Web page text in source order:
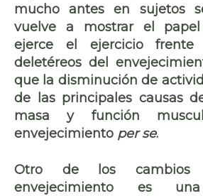
mucho antes en sujetos
vuelve a mostrar el
ejerce el ejercicio
deletéreos del
que la disminución de
de las principales causas
masa y función
envejecimiento per se.
Otro de los cambios
envejecimiento es